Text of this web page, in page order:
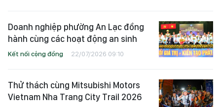
Doanh nghiệp phường An Lạc đồng
hành cùng các hoạt động an sinh
Kết nối cộng đồng 22/07/2026 09:10
Thử thách cùng Mitsubishi Motors
Vietnam Nha Trang City Trail 2026